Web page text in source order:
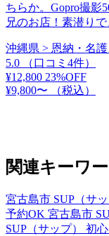
ちらか。Gopro撮
兄のお店！素潜り
沖縄県 > 恩納・名
5.0
（口コミ4件）
¥12,800 23%OFF
¥9,800〜
（税込）
関連キーワ
宮古島市 SUP（サッ
予約OK 宮古島市
SUP（サップ） 初